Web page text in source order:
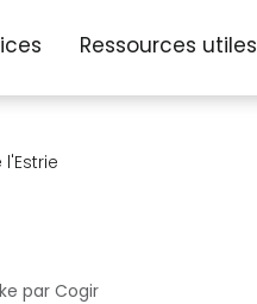
Ressources utiles
par Cogir